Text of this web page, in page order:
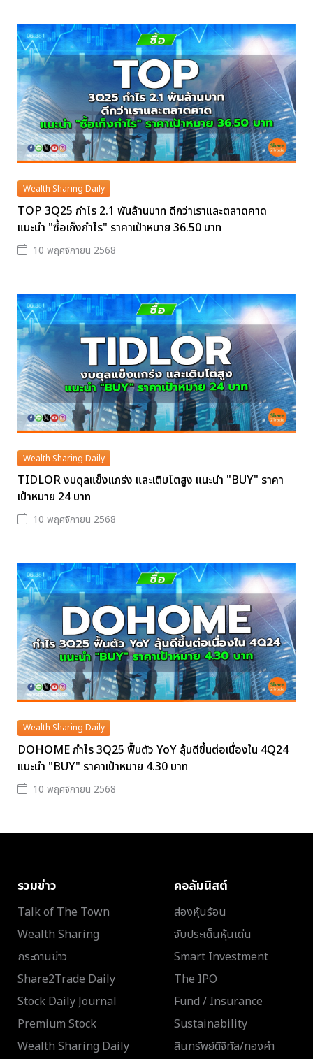
Wealth Sharing Daily
TOP 3Q25 กำไร 2.1 พันล้านบาท ดีกว่าเราและตลาดคาด
แนะนำ "ซื้อเก็งกำไร" ราคาเป้าหมาย 36.50 บาท
10 พฤศจิกายน 2568
Wealth Sharing Daily
TIDLOR งบดุลแข็งแกร่ง และเติบโตสูง แนะนำ "BUY" ราคา
เป้าหมาย 24 บาท
10 พฤศจิกายน 2568
Wealth Sharing Daily
DOHOME กำไร 3Q25 ฟื้นตัว YoY ลุ้นดีขึ้นต่อเนื่องใน 4Q24
แนะนำ "BUY" ราคาเป้าหมาย 4.30 บาท
10 พฤศจิกายน 2568
รวมข่าว
Talk of The Town
Wealth Sharing
กระดานข่าว
Share2Trade Daily
Stock Daily Journal
Premium Stock
Wealth Sharing Daily
คอลัมนิสต์
ส่องหุ้นร้อน
จับประเด็นหุ้นเด่น
Smart Investment
The IPO
Fund / Insurance
Sustainability
สินทรัพย์ดิจิทัล/ทองคำ